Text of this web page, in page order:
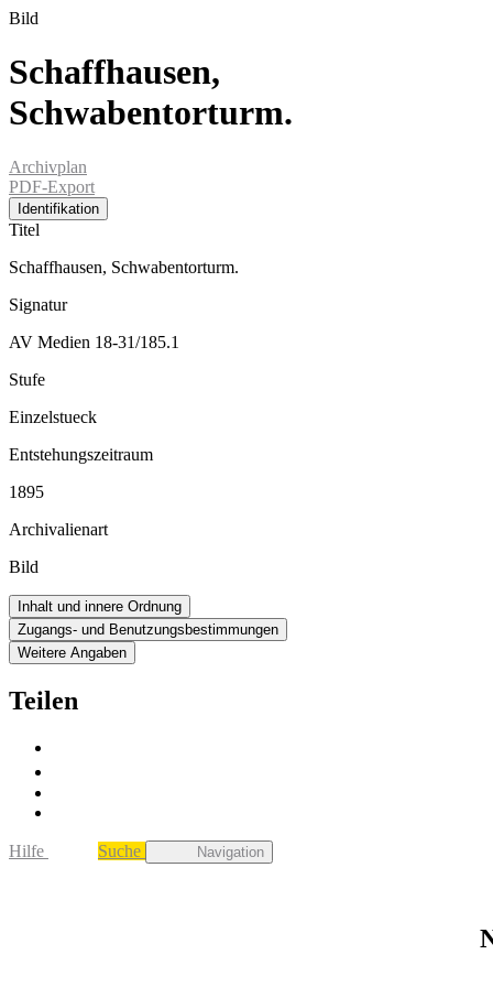
Bild
Schaffhausen,
Schwabentorturm.
Archivplan
PDF-Export
Identifikation
Titel
Schaffhausen, Schwabentorturm.
Signatur
AV Medien 18-31/185.1
Stufe
Einzelstueck
Entstehungszeitraum
1895
Archivalienart
Bild
Inhalt und innere Ordnung
Zugangs- und Benutzungsbestimmungen
Weitere Angaben
Teilen
Hilfe Suche Navigation